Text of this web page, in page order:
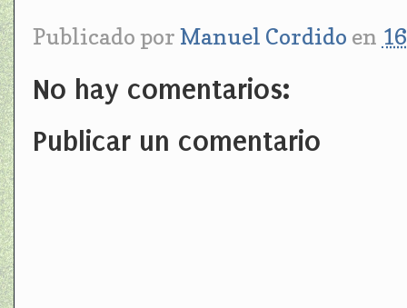
Publicado por Manuel Cordido en
No hay comentarios:
Publicar un comentario